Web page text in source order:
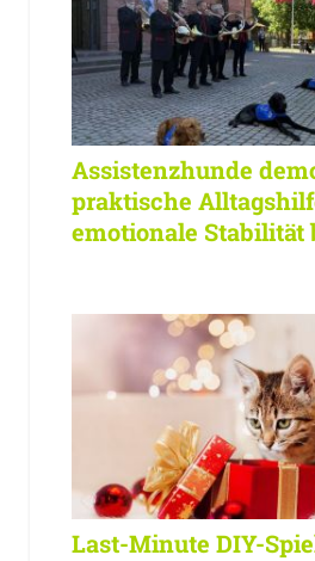
Assistenzhunde
praktische
emotionale Stabilität
Last-Minute DIY-